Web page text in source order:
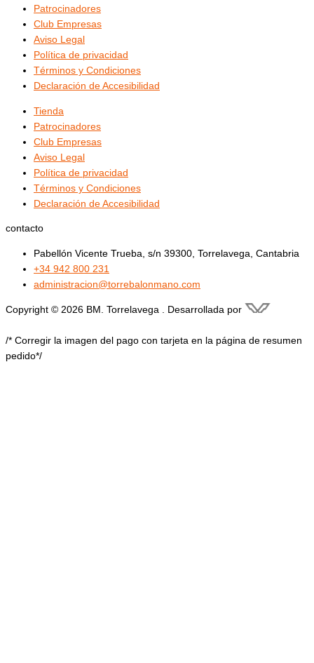
Patrocinadores
Club Empresas
Aviso Legal
Política de privacidad
Términos y Condiciones
Declaración de Accesibilidad
Tienda
Patrocinadores
Club Empresas
Aviso Legal
Política de privacidad
Términos y Condiciones
Declaración de Accesibilidad
contacto
Pabellón Vicente Trueba, s/n 39300, Torrelavega, Cantabria
+34 942 800 231
administracion@torrebalonmano.com
Copyright © 2026 BM. Torrelavega . Desarrollada por
/* Corregir la imagen del pago con tarjeta en la página de resumen
pedido*/